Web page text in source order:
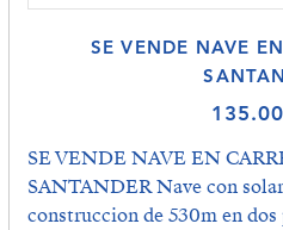
SE VENDE NAVE
SE VENDE NAVE EN
SANTANDER Nave con
construccion de 530m en dos